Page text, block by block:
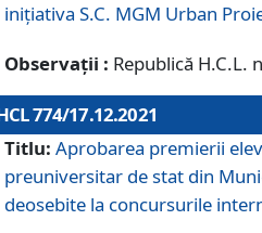
iniţiativa S.C. MGM Urban
Observații : Republică H.C.L.
774/17.12.2021
Titlu: Aprobarea premierii
preuniversitar de stat din
deosebite la concursurile